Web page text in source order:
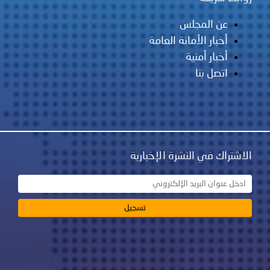
عن المجلس
أخبار الأمانة العامة
أخبار أمنية
اتصل بنا
الاشتراك في النشرة الإخبارية